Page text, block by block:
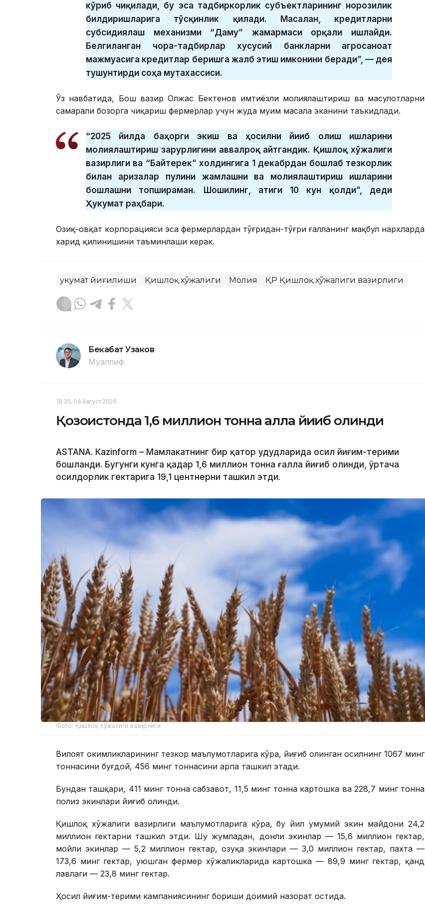
кўриб чиқилади, бу эса тадбиркорлик субъектларининг норозилик
билдиришларига тўсқинлик қилади. Масалан, кредитларни
субсидиялаш механизми “Даму” жамғармаси орқали ишлайди.
Белгиланган чора-тадбирлар хусусий банкларни агросаноат
мажмуасига кредитлар беришга жалб этиш имконини беради”, — дея
тушунтирди соҳа мутахассиси.
Ўз навбатида, Бош вазир Олжас Бектенов имтиёзли молиялаштириш ва маҳсулотларни
самарали бозорга чиқариш фермерлар учун жуда муҳим масала эканини таъкидлади.
“2025 йилда баҳорги экиш ва ҳосилни йиғиб олиш ишларини
молиялаштириш зарурлигини аввалроқ айтгандик. Қишлоқ хўжалиги
вазирлиги ва “Байтерек” холдингига 1 декабрдан бошлаб тезкорлик
билан аризалар пулини жамлашни ва молиялаштириш ишларини
бошлашни топшираман. Шошилинг, атиги 10 кун қолди”, деди
Ҳукумат раҳбари.
Озиқ-овқат корпорацияси эса фермерлардан тўғридан-тўғри ғалланинг мақбул нархларда
харид қилинишини таъминлаши керак.
Ҳукумат йиғилиши Қишлоқ хўжалиги Молия ҚР Қишлоқ хўжалиги вазирлиги
Бекабат Узаков
Муаллиф
18:35, 04 Август 2026
Қозоғистонда 1,6 миллион тонна ғалла йиғиб олинди
ASTANА. Кazinform – Мамлакатнинг бир қатор ҳудудларида ҳосил йиғим-терими
бошланди. Бугунги кунга қадар 1,6 миллион тонна ғалла йиғиб олинди, ўртача
ҳосилдорлик гектарига 19,1 центнерни ташкил этди.
Фото: Қишлоқ хўжалиги вазирлиги
Вилоят ҳокимликларининг тезкор маълумотларига кўра, йиғиб олинган ҳосилнинг 1067 минг
тоннасини буғдой, 456 минг тоннасини арпа ташкил этади.
Бундан ташқари, 411 минг тонна сабзавот, 11,5 минг тонна картошка ва 228,7 минг тонна
полиз экинлари йиғиб олинди.
Қишлоқ хўжалиги вазирлиги маълумотларига кўра, бу йил умумий экин майдони 24,2
миллион гектарни ташкил этди. Шу жумладан, донли экинлар — 15,6 миллион гектар,
мойли экинлар — 5,2 миллион гектар, озуқа экинлари — 3,0 миллион гектар, пахта —
173,6 минг гектар, уюшган фермер хўжаликларида картошка — 89,9 минг гектар, қанд
лавлаги — 23,8 минг гектар.
Ҳосил йиғим-терими кампаниясининг бориши доимий назорат остида.